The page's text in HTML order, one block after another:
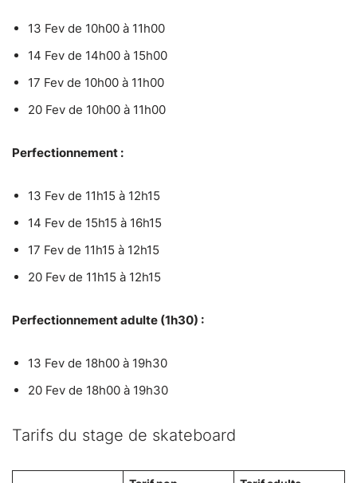
13 Fev de 10h00 à 11h00
14 Fev de 14h00 à 15h00
17 Fev de 10h00 à 11h00
20 Fev de 10h00 à 11h00
Perfectionnement :
13 Fev de 11h15 à 12h15
14 Fev de 15h15 à 16h15
17 Fev de 11h15 à 12h15
20 Fev de 11h15 à 12h15
Perfectionnement adulte (1h30) :
13 Fev de 18h00 à 19h30
20 Fev de 18h00 à 19h30
Tarifs du stage de skateboard